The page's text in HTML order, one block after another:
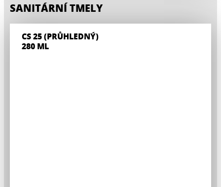
SANITÁRNÍ TMELY
CS 25 (PRŮHLEDNÝ)
280 ML